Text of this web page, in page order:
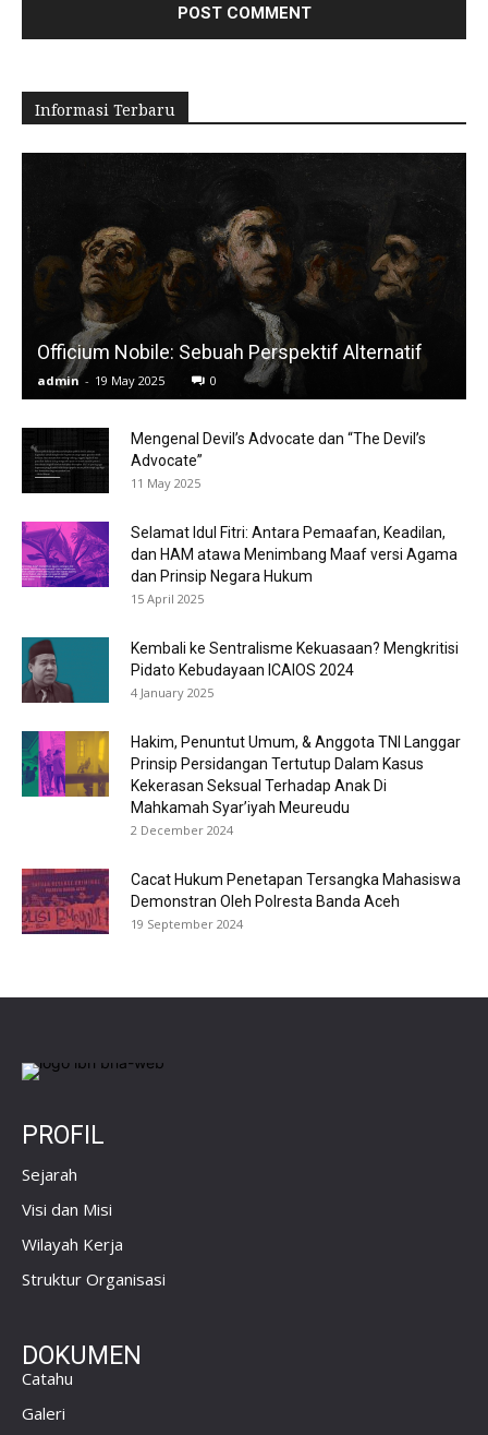
Informasi Terbaru
Officium Nobile: Sebuah Perspektif Alternatif
admin - 19 May 2025 0
Mengenal Devil’s Advocate dan “The Devil’s
Advocate”
11 May 2025
Selamat Idul Fitri: Antara Pemaafan, Keadilan,
dan HAM atawa Menimbang Maaf versi Agama
dan Prinsip Negara Hukum
15 April 2025
Kembali ke Sentralisme Kekuasaan? Mengkritisi
Pidato Kebudayaan ICAIOS 2024
4 January 2025
Hakim, Penuntut Umum, & Anggota TNI Langgar
Prinsip Persidangan Tertutup Dalam Kasus
Kekerasan Seksual Terhadap Anak Di
Mahkamah Syar’iyah Meureudu
2 December 2024
Cacat Hukum Penetapan Tersangka Mahasiswa
Demonstran Oleh Polresta Banda Aceh
19 September 2024
PROFIL
Sejarah
Visi dan Misi
Wilayah Kerja
Struktur Organisasi
DOKUMEN
Catahu
Galeri